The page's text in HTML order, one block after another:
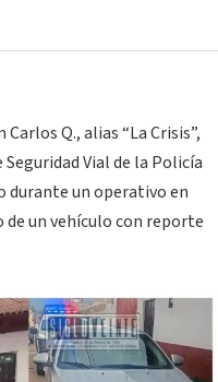
Q., alias “La Crisis”,
Vial de la Policía
durante un operativo en
de un vehículo con reporte